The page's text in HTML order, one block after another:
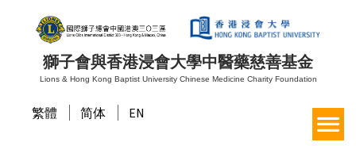
獅子會與香港浸會大學中醫藥慈善基金
Lions & Hong Kong Baptist University Chinese Medicine Charity Foundation
繁體 简体 EN